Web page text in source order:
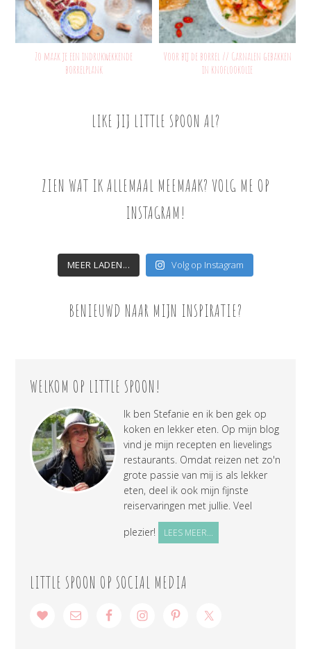
Zo maak je een indrukwekkende
borrelplank
Voor bij de borrel // Garnalen gebakken
in knoflookolie
LIKE JIJ LITTLE SPOON AL?
ZIEN WAT IK ALLEMAAL MEEMAAK? VOLG ME OP
INSTAGRAM!
MEER LADEN... Volg op Instagram
BENIEUWD NAAR MIJN INSPIRATIE?
WELKOM OP LITTLE SPOON!
Ik ben Stefanie en ik ben gek op
koken en lekker eten. Op mijn blog
vind je mijn recepten en lievelings
restaurants. Omdat reizen net zo'n
grote passie van mij is als lekker
eten, deel ik ook mijn fijnste
reiservaringen met jullie. Veel
plezier!
LEES MEER...
LITTLE SPOON OP SOCIAL MEDIA